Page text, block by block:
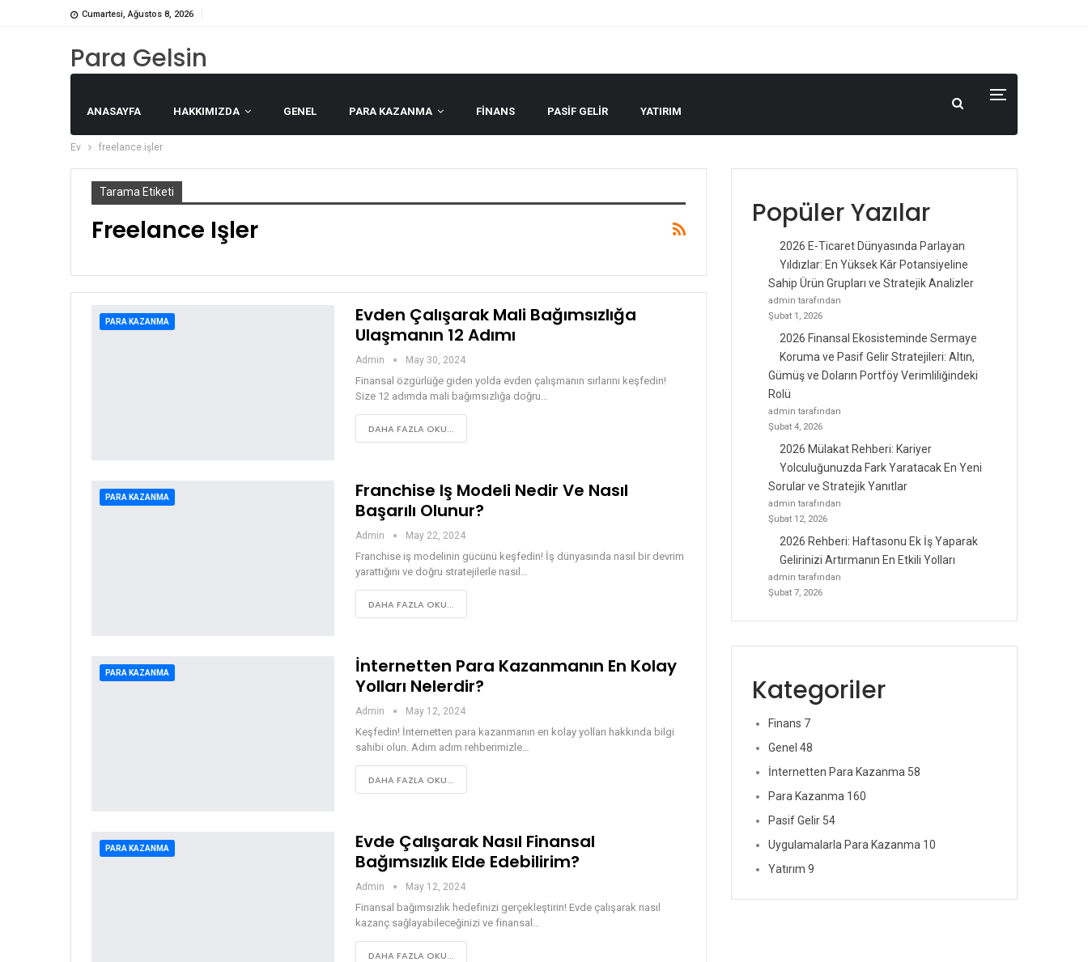
Cumartesi, Ağustos 8, 2026
Para Gelsin
ANASAYFA HAKKIMIZDA GENEL PARA KAZANMA FINANS PASIF GELIR YATIRIM
Ev freelance işler
Tarama Etiketi
Freelance Işler
PARA KAZANMA
Evden Çalışarak Mali Bağımsızlığa
Ulaşmanın 12 Adımı
Admin May 30, 2024
Finansal özgürlüğe giden yolda evden çalışmanın sırlarını keşfedin!
Size 12 adımda mali bağımsızlığa doğru…
DAHA FAZLA OKU...
PARA KAZANMA
Franchise Iş Modeli Nedir Ve Nasıl
Başarılı Olunur?
Admin May 22, 2024
Franchise iş modelinin gücünü keşfedin! İş dünyasında nasıl bir devrim
yarattığını ve doğru stratejilerle nasıl…
DAHA FAZLA OKU...
PARA KAZANMA
İnternetten Para Kazanmanın En Kolay
Yolları Nelerdir?
Admin May 12, 2024
Keşfedin! İnternetten para kazanmanın en kolay yolları hakkında bilgi
sahibi olun. Adım adım rehberimizle…
DAHA FAZLA OKU...
PARA KAZANMA
Evde Çalışarak Nasıl Finansal
Bağımsızlık Elde Edebilirim?
Admin May 12, 2024
Finansal bağımsızlık hedefinizi gerçekleştirin! Evde çalışarak nasıl
kazanç sağlayabileceğinizi ve finansal…
DAHA FAZLA OKU...
Popüler Yazılar
2026 E-Ticaret Dünyasında Parlayan
Yıldızlar: En Yüksek Kâr Potansiyeline
Sahip Ürün Grupları ve Stratejik Analizler
admin tarafından
Şubat 1, 2026
2026 Finansal Ekosisteminde Sermaye
Koruma ve Pasif Gelir Stratejileri: Altın,
Gümüş ve Doların Portföy Verimliliğindeki
Rolü
admin tarafından
Şubat 4, 2026
2026 Mülakat Rehberi: Kariyer
Yolculuğunuzda Fark Yaratacak En Yeni
Sorular ve Stratejik Yanıtlar
admin tarafından
Şubat 12, 2026
2026 Rehberi: Haftasonu Ek İş Yaparak
Gelirinizi Artırmanın En Etkili Yolları
admin tarafından
Şubat 7, 2026
Kategoriler
Finans 7
Genel 48
İnternetten Para Kazanma 58
Para Kazanma 160
Pasif Gelir 54
Uygulamalarla Para Kazanma 10
Yatırım 9